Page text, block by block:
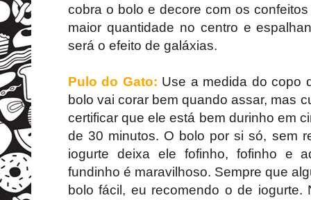
cobra o bolo e decore com os
maior quantidade no centro e
será o efeito de galáxias.
Pulo do Gato: Use a medida do copo
bolo vai corar bem quando assar, mas
certificar que ele está bem durinho em
de 30 minutos. O bolo por si só, sem
iogurte deixa ele fofinho, fofinho e
fundinho é maravilhoso. Sempre que
bolo fácil, eu recomendo o de iogurte.